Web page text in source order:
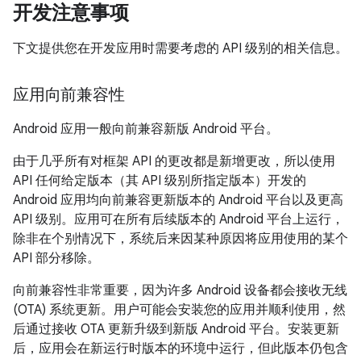
开发注意事项
下文提供您在开发应用时需要考虑的 API 级别的相关信息。
应用向前兼容性
Android 应用一般向前兼容新版 Android 平台。
由于几乎所有对框架 API 的更改都是新增更改，所以使用
API 任何给定版本（其 API 级别所指定版本）开发的
Android 应用均向前兼容更新版本的 Android 平台以及更高
API 级别。应用可在所有后续版本的 Android 平台上运行，
除非在个别情况下，系统后来因某种原因将应用使用的某个
API 部分移除。
向前兼容性非常重要，因为许多 Android 设备都会接收无线
(OTA) 系统更新。用户可能会安装您的应用并顺利使用，然
后通过接收 OTA 更新升级到新版 Android 平台。安装更新
后，应用会在新运行时版本的环境中运行，但此版本仍包含